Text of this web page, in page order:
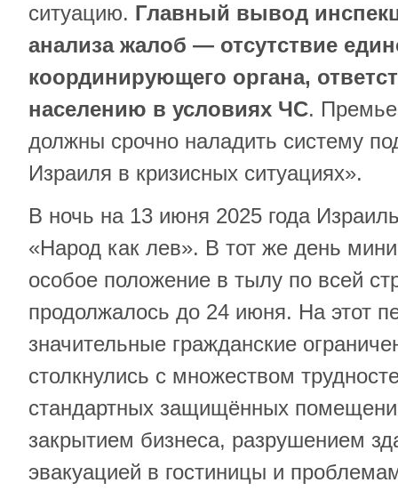
ситуацию. Главный вывод
анализа жалоб — отсутствие
координирующего органа,
населению в условиях ЧС.
должны срочно наладить систему
Израиля в кризисных ситуациях».
В ночь на 13 июня 2025 года
«Народ как лев». В тот же день
особое положение в тылу по всей
продолжалось до 24 июня. На этот
значительные гражданские
столкнулись с множеством
стандартных защищённых
закрытием бизнеса, разрушением
эвакуацией в гостиницы и